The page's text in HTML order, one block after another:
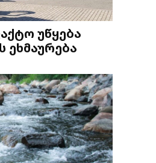
უწყება
ეხმაურება